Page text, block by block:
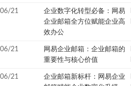
06/21
企业数字化转型必备：网易
企业邮箱全方位赋能企业高
效办公
06/21
网易企业邮箱：企业邮箱的
重要性与核心价值
06/21
企业邮箱新标杆：网易企业